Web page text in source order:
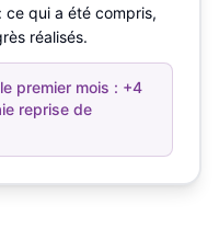
qui a été compris,
réalisés.
premier mois : +4
reprise de